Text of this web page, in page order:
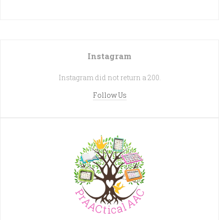
Instagram
Instagram did not return a 200.
Follow Us